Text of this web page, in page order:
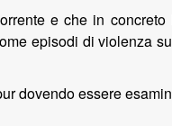
e che in
episodi di violenza
dovendo essere